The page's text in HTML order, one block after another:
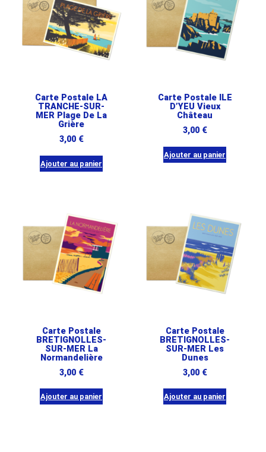
Carte Postale LA
TRANCHE-SUR-
MER Plage De La
Grière
3,00 €
Ajouter au panier
Carte Postale ILE
D’YEU Vieux
Château
3,00 €
Ajouter au panier
Carte Postale
BRETIGNOLLES-
SUR-MER La
Normandelière
3,00 €
Ajouter au panier
Carte Postale
BRETIGNOLLES-
SUR-MER Les
Dunes
3,00 €
Ajouter au panier